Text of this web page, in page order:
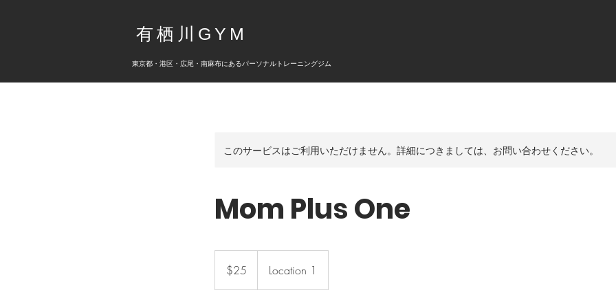
有栖川GYM
​東京都・港区・広尾・南麻布にあるパーソナルトレーニングジム
このサービスはご利用いただけません。詳細につきましては、お問い合わせください。
Mom Plus One
$25 Location 1